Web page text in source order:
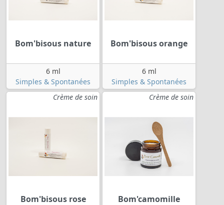
Bom'bisous nature
6 ml
Simples & Spontanées
Bom'bisous orange
6 ml
Simples & Spontanées
Crème de soin
Bom'bisous rose
Crème de soin
Bom'camomille